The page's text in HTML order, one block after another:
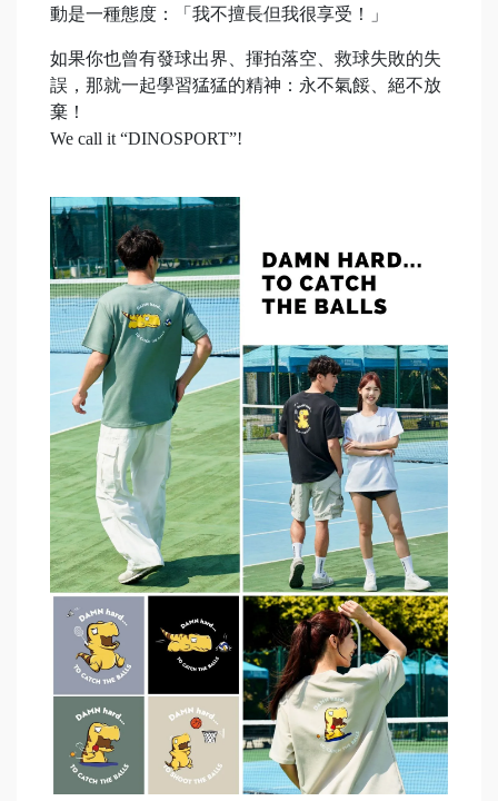
動是一種態度：「我不擅長但我很享受！」
如果你也曾有發球出界、揮拍落空、救球失敗的失
誤，那就一起學習猛猛的精神：永不氣餒、絕不放
棄！
We call it “DINOSPORT”!